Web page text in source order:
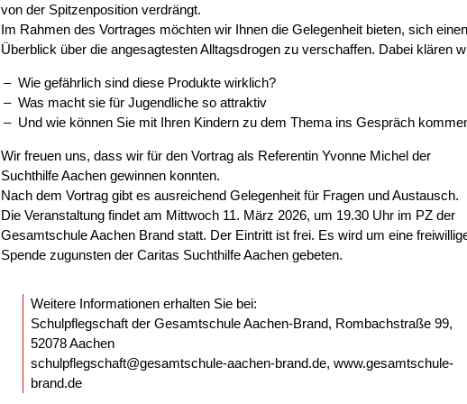
von der Spitzenposition verdrängt.
Im Rahmen des Vortrages möchten wir Ihnen die Gelegenheit bieten, sich einen
Überblick über die angesagtesten Alltagsdrogen zu verschaffen. Dabei klären
Wie gefährlich sind diese Produkte wirklich?
Was macht sie für Jugendliche so attraktiv
Und wie können Sie mit Ihren Kindern zu dem Thema ins Gespräch
Wir freuen uns, dass wir für den Vortrag als Referentin Yvonne Michel der
Suchthilfe Aachen gewinnen konnten.
Nach dem Vortrag gibt es ausreichend Gelegenheit für Fragen und Austausch.
Die Veranstaltung findet am Mittwoch 11. März 2026, um 19.30 Uhr im PZ der
Gesamtschule Aachen Brand statt. Der Eintritt ist frei. Es wird um eine
Spende zugunsten der Caritas Suchthilfe Aachen gebeten.
Weitere Informationen erhalten Sie bei:
Schulpflegschaft der Gesamtschule Aachen-Brand, Rombachstraße 99,
52078 Aachen
schulpflegschaft@gesamtschule-aachen-brand.de, www.gesamtschule-
brand.de